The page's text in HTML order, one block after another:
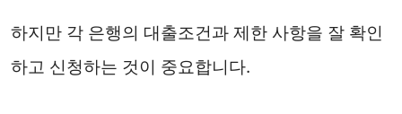
하지만 각 은행의 대출조건과 제한 사항을 잘 확인
하고 신청하는 것이 중요합니다.